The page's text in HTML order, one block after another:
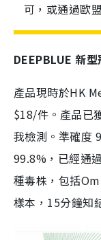
可，或通過歐
DEEPBLUE 新
產品現時於HK
$18/件。產品已
我檢測。準確度
99.8%，已經通
種毒株，包括
樣本，15分鐘知